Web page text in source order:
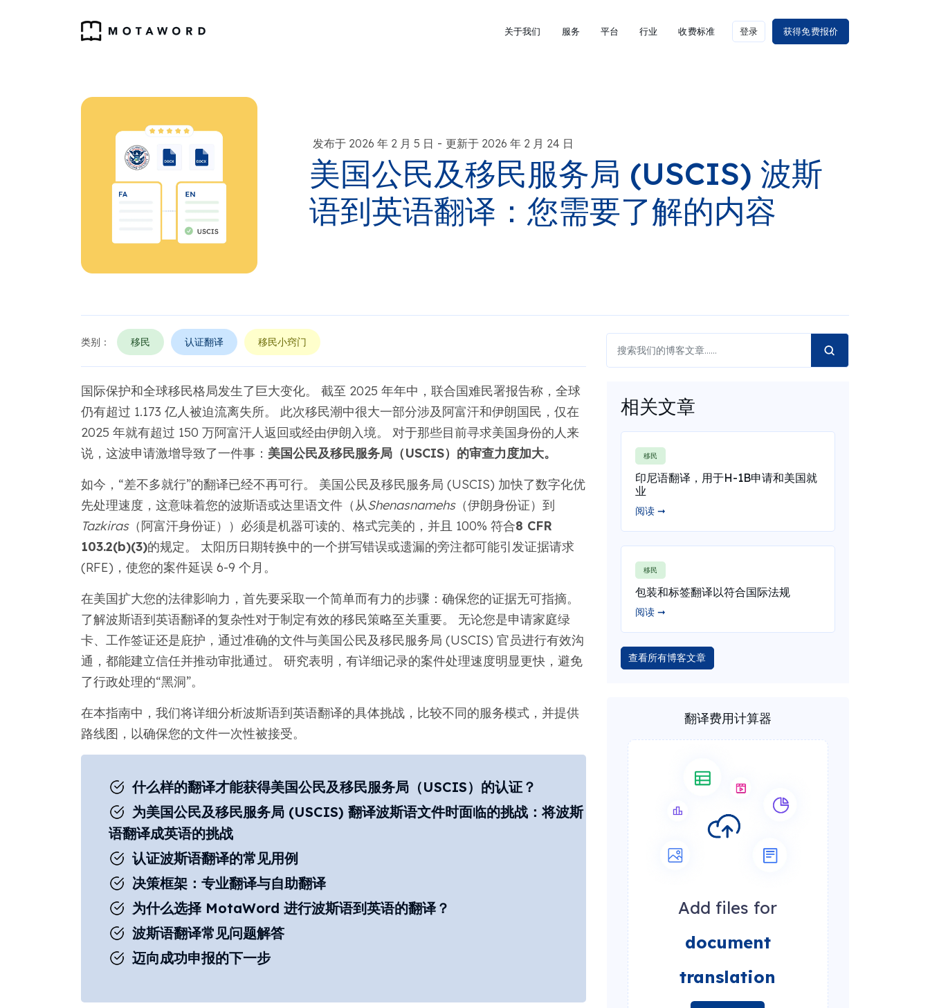
关于我们 服务 平台 行业 收费标准 登录 获得免费报价
发布于 2026 年 2 月 5 日 - 更新于 2026 年 2 月 24 日
美国公民及移民服务局 (USCIS) 波斯
语到英语翻译：您需要了解的内容
类别： 移民 认证翻译 移民小窍门
国际保护和全球移民格局发生了巨大变化。 截至 2025 年年中，联合国难民署报告称，全球
仍有超过 1.173 亿人被迫流离失所。 此次移民潮中很大一部分涉及阿富汗和伊朗国民，仅在
2025 年就有超过 150 万阿富汗人返回或经由伊朗入境。 对于那些目前寻求美国身份的人来
说，这波申请激增导致了一件事： 美国公民及移民服务局（USCIS）的审查力度加大。
如今，“差不多就行”的翻译已经不再可行。 美国公民及移民服务局 (USCIS) 加快了数字化优
先处理速度，这意味着您的波斯语或达里语文件（从Shenasnamehs（伊朗身份证）到
Tazkiras（阿富汗身份证））必须是机器可读的、格式完美的，并且 100% 符合8 CFR
103.2(b)(3)的规定。 太阳历日期转换中的一个拼写错误或遗漏的旁注都可能引发证据请求
(RFE)，使您的案件延误 6-9 个月。
在美国扩大您的法律影响力，首先要采取一个简单而有力的步骤：确保您的证据无可指摘。
了解波斯语到英语翻译的复杂性对于制定有效的移民策略至关重要。 无论您是申请家庭绿
卡、工作签证还是庇护，通过准确的文件与美国公民及移民服务局 (USCIS) 官员进行有效沟
通，都能建立信任并推动审批通过。 研究表明，有详细记录的案件处理速度明显更快，避免
了行政处理的“黑洞”。
在本指南中，我们将详细分析波斯语到英语翻译的具体挑战，比较不同的服务模式，并提供
路线图，以确保您的文件一次性被接受。
什么样的翻译才能获得美国公民及移民服务局（USCIS）的认证？
为美国公民及移民服务局 (USCIS) 翻译波斯语文件时面临的挑战：将波斯
语翻译成英语的挑战
认证波斯语翻译的常见用例
决策框架：专业翻译与自助翻译
为什么选择 MotaWord 进行波斯语到英语的翻译？
波斯语翻译常见问题解答
迈向成功申报的下一步
相关文章
移民
印尼语翻译，用于H-1B申请和美国就
业
阅读 ➞
移民
包装和标签翻译以符合国际法规
阅读 ➞
查看所有博客文章
翻译费用计算器
Add files for
document
translation